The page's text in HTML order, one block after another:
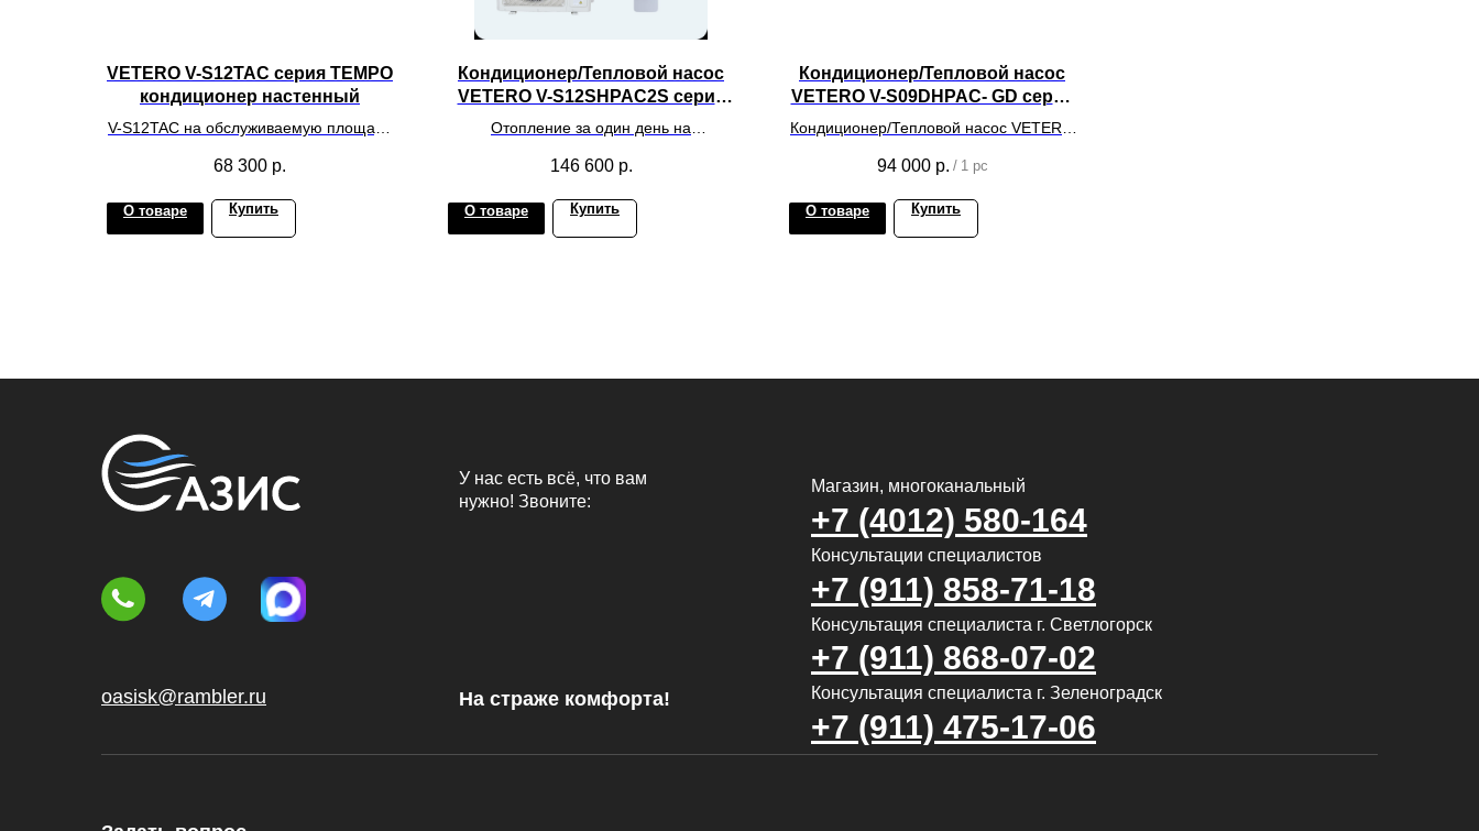
VETERO V-S12TAC серия TEMPO
кондиционер настенный
V-S12TAC на обслуживаемую площадь
68 300 р.
О товаре Купить
Кондиционер/Тепловой насос
VETERO V-S12SHPAC2S серия
SIBERIES INVERTER
Отопление за один день на
квадратных
146 600 р.
О товаре Купить
Кондиционер/Тепловой насос
VETERO V-S09DHPAC- GD серия
DILETTO INVERTER
Кондиционер/Тепловой насос VETERO
INVERTER. Цвет: золото на
обслуживаемую площадь помещения
до 25 кв.м.
94 000 р. / 1 pc
О товаре Купить
oasisk@rambler.ru
У нас есть всё, что вам
нужно! Звоните:
На страже комфорта!
Магазин, многоканальный
Консультация специалиста г. Светлогорск
Консультация специалиста г. Зеленоградск
Консультации специалистов
+7 (911) 858-71-18
+7 (911) 475-17-06
+7 (911) 868-07-02
+7 (4012) 580-164